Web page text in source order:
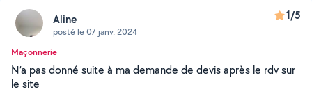
Aline
posté le 07 janv. 2024
1/5
Maçonnerie
N’a pas donné suite à ma demande de devis après le rdv sur
le site